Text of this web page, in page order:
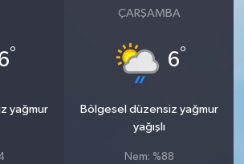
°
yağmur
ÇARŞAMBA
6°
Bölgesel düzensiz yağmur
yağışlı
Nem: %88